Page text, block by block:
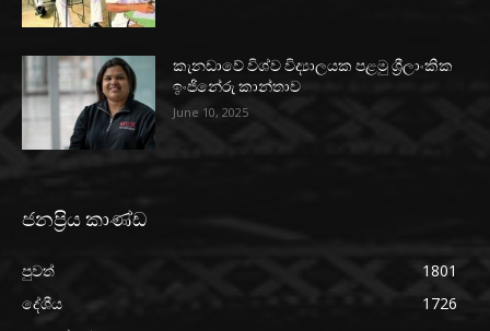
කැනඩාවේ විශ්ව විද්‍යාලයක පළමු ශ්‍රීලාංකික
ඉංජිනේරු කාන්තාව
June 10, 2025
ජනප්‍රිය කාණ්ඩ
පුවත්
1801
දේශීය
1726